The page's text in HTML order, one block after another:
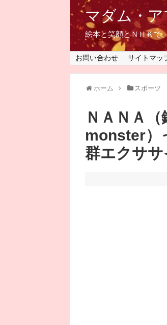
マダム・
絵本と笑顔とＮＨＫで
お問い合わせ サイトマッ
ホーム スポーツ
ＮＡＮＡ
monster）
群エクササ